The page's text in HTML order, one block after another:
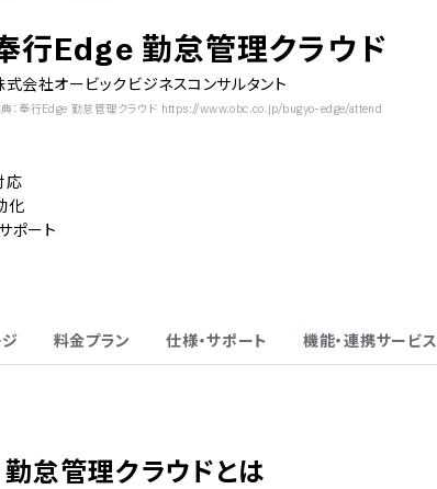
行Edge 勤怠管理クラウド
式会社オービックビジネスコンサルタント
典：奉行Edge 勤怠管理クラウド https://www.obc.co.jp/bugyo-edge/attend
応
化
ポート
料金プラン 仕様・サポート 機能・連携サービス
怠管理クラウドとは